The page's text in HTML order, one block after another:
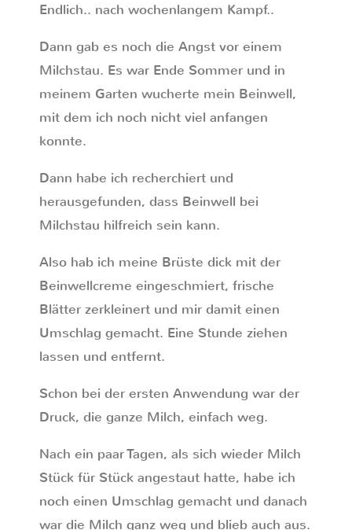
Endlich.. nach wochenlangem Kampf..
Dann gab es noch die Angst vor einem
Milchstau. Es war Ende Sommer und in
meinem Garten wucherte mein Beinwell,
mit dem ich noch nicht viel anfangen
konnte.
Dann habe ich recherchiert und
herausgefunden, dass Beinwell bei
Milchstau hilfreich sein kann.
Also hab ich meine Brüste dick mit der
Beinwellcreme eingeschmiert, frische
Blätter zerkleinert und mir damit einen
Umschlag gemacht. Eine Stunde ziehen
lassen und entfernt.
Schon bei der ersten Anwendung war der
Druck, die ganze Milch, einfach weg.
Nach ein paar Tagen, als sich wieder Milch
Stück für Stück angestaut hatte, habe ich
noch einen Umschlag gemacht und danach
war die Milch ganz weg und blieb auch aus.